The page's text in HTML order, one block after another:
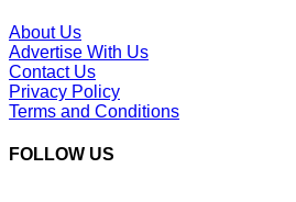
About Us
Advertise With Us
Contact Us
Privacy Policy
Terms and Conditions
FOLLOW US